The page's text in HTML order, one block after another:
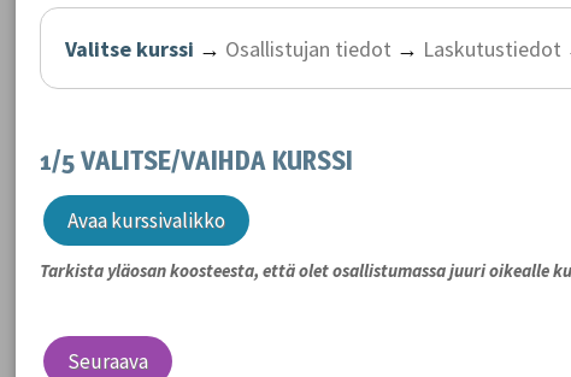
Valitse kurssi → Osallistujan tiedot → Laskutustiedot
1/5 VALITSE/VAIHDA KURSSI
Avaa kurssivalikko
Tarkista yläosan koosteesta, että olet osallistumassa juuri oikealle
Seuraava